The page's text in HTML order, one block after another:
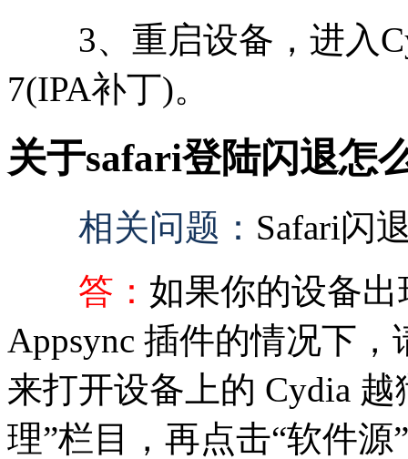
3、重启设备，进入
7(IPA补丁)。
关于safari登陆闪退怎
相关问题： Safari闪
答： 如果你的设备
Appsync 插件的情况下
来打开设备上的 Cydia
理”栏目，再点击“软件